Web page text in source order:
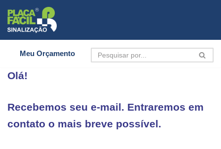
Pular
para
Meu Orçamento
Olá!
Recebemos seu e-mail. Entraremos em
contato o mais breve possível.